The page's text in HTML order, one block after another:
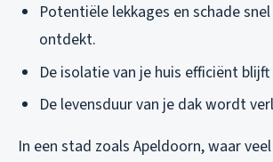
Potentiële lekkages en schade
ontdekt.
De isolatie van je huis efficiënt
De levensduur van je dak wordt
In een stad zoals Apeldoorn, waar